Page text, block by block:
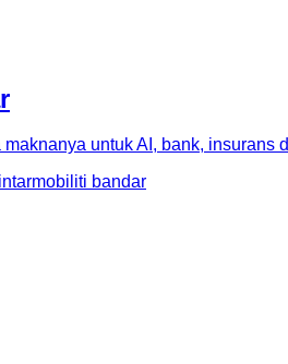
untuk AI, bank, insurans
mobiliti bandar